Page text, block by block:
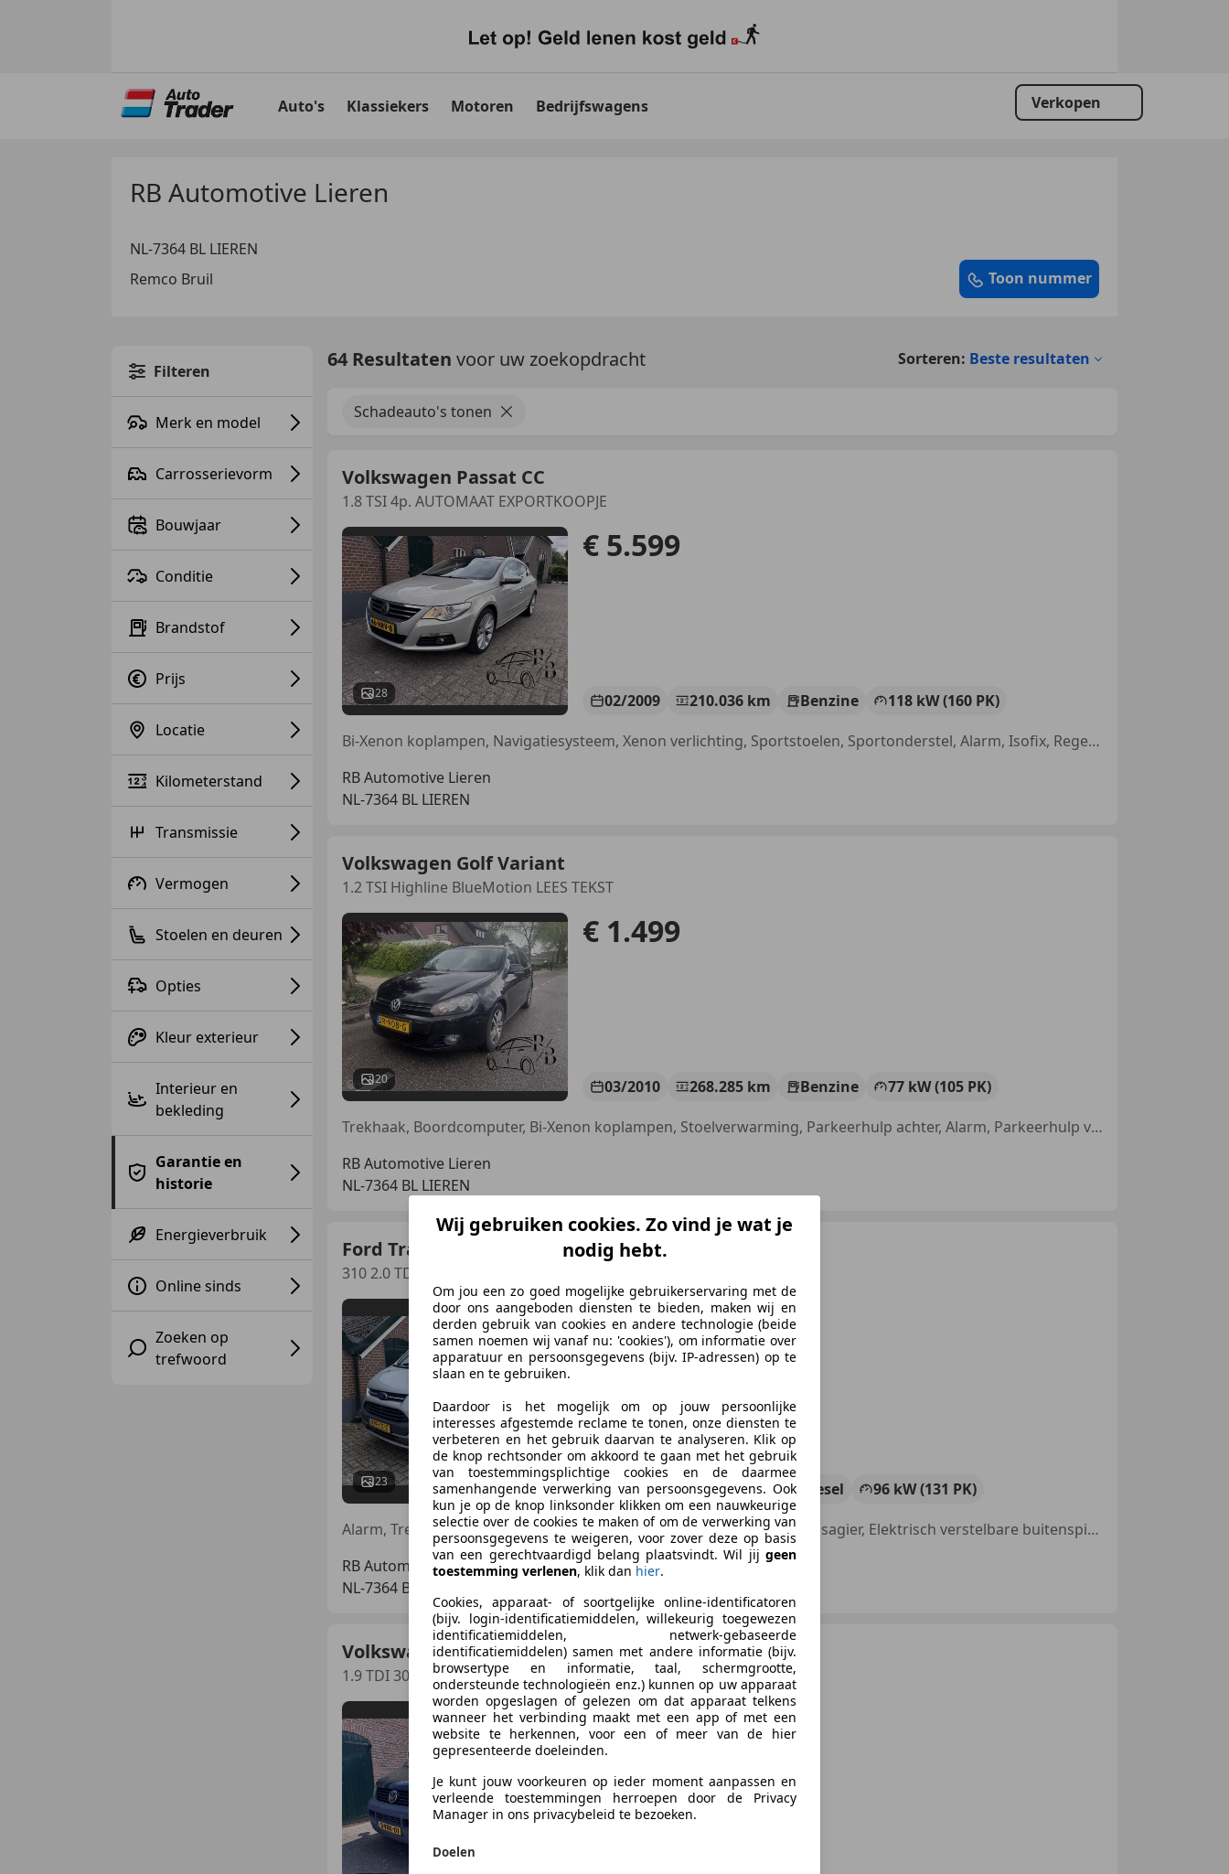
Auto's Klassiekers Motoren Bedrijfswagens Verkopen
RB Automotive Lieren
NL-7364 BL LIEREN
Remco Bruil
Toon nummer
Filteren
Merk en model
Carrosserievorm
Bouwjaar
Conditie
Brandstof
Prijs
Locatie
Kilometerstand
Transmissie
Vermogen
Stoelen en deuren
Opties
Kleur exterieur
Interieur en
bekleding
Garantie en
historie
Energieverbruik
Online sinds
Zoeken op
trefwoord
64 Resultaten voor uw zoekopdracht Sorteren: Beste resultaten
Schadeauto's tonen
Volkswagen Passat CC
1.8 TSI 4p. AUTOMAAT EXPORTKOOPJE
28
€ 5.599
02/2009 210.036 km Benzine
118 kW (160 PK)
Bi-Xenon koplampen, Navigatiesysteem, Xenon verlichting, Sportstoelen, Sportonderstel, Alarm, Isofix, Regensensor
RB Automotive Lieren
NL-7364 BL LIEREN
Volkswagen Golf Variant
1.2 TSI Highline BlueMotion LEES TEKST
20
€ 1.499
03/2010 268.285 km Benzine
77 kW (105 PK)
Trekhaak, Boordcomputer, Bi-Xenon koplampen, Stoelverwarming, Parkeerhulp achter, Alarm, Parkeerhulp voor, Lichtmetalen velgen
RB Automotive Lieren
NL-7364 BL LIEREN
Ford Transit Custom
310 2.0 TDCI L2H2 Ambiente
23
€ 4.899
Excl. BTW
02/2017 243.034 km Diesel
96 kW (131 PK)
Alarm, Trekhaak, Lichtmetalen velgen, Parkeerhulp achter, Airbag passagier, Elektrisch verstelbare buitenspiegels, Schuifdeur rechts, Parkeerhulp voor
RB Automotive Lieren
NL-7364 BL LIEREN
Volkswagen T5 Transporter
1.9 TDI 300 T800 AIRCO CRUISE TREKHAAK
€ 3.699
Excl. BTW
Wij gebruiken cookies. Zo vind je wat je
nodig hebt.
Om jou een zo goed mogelijke gebruikerservaring met de
door ons aangeboden diensten te bieden, maken wij en
derden gebruik van cookies en andere technologie (beide
samen noemen wij vanaf nu: 'cookies'), om informatie over
apparatuur en persoonsgegevens (bijv. IP-adressen) op te
slaan en te gebruiken.
Daardoor is het mogelijk om op jouw persoonlijke
interesses afgestemde reclame te tonen, onze diensten te
verbeteren en het gebruik daarvan te analyseren. Klik op
de knop rechtsonder om akkoord te gaan met het gebruik
van toestemmingsplichtige cookies en de daarmee
samenhangende verwerking van persoonsgegevens. Ook
kun je op de knop linksonder klikken om een nauwkeurige
selectie over de cookies te maken of om de verwerking van
persoonsgegevens te weigeren, voor zover deze op basis
van een gerechtvaardigd belang plaatsvindt. Wil jij geen
toestemming verlenen, klik dan hier.
Cookies, apparaat- of soortgelijke online-identificatoren
(bijv. login-identificatiemiddelen, willekeurig toegewezen
identificatiemiddelen, netwerk-gebaseerde
identificatiemiddelen) samen met andere informatie (bijv.
browsertype en informatie, taal, schermgrootte,
ondersteunde technologieën enz.) kunnen op uw apparaat
worden opgeslagen of gelezen om dat apparaat telkens
wanneer het verbinding maakt met een app of met een
website te herkennen, voor een of meer van de hier
gepresenteerde doeleinden.
Je kunt jouw voorkeuren op ieder moment aanpassen en
verleende toestemmingen herroepen door de Privacy
Manager in ons privacybeleid te bezoeken.
Doelen